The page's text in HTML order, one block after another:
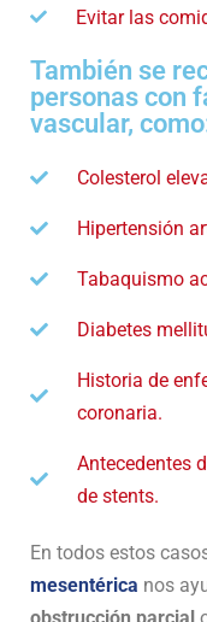
Evitar las
También se
personas con
vascular,
Colesterol
Hipertensión
Tabaquismo
Diabetes
Historia de
coronaria.
Antecedentes
de stents.
En todos estos
mesentérica nos
obstrucción parcial